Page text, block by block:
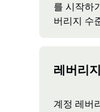
를 시작하
버리지 수
레버리
계정 레버